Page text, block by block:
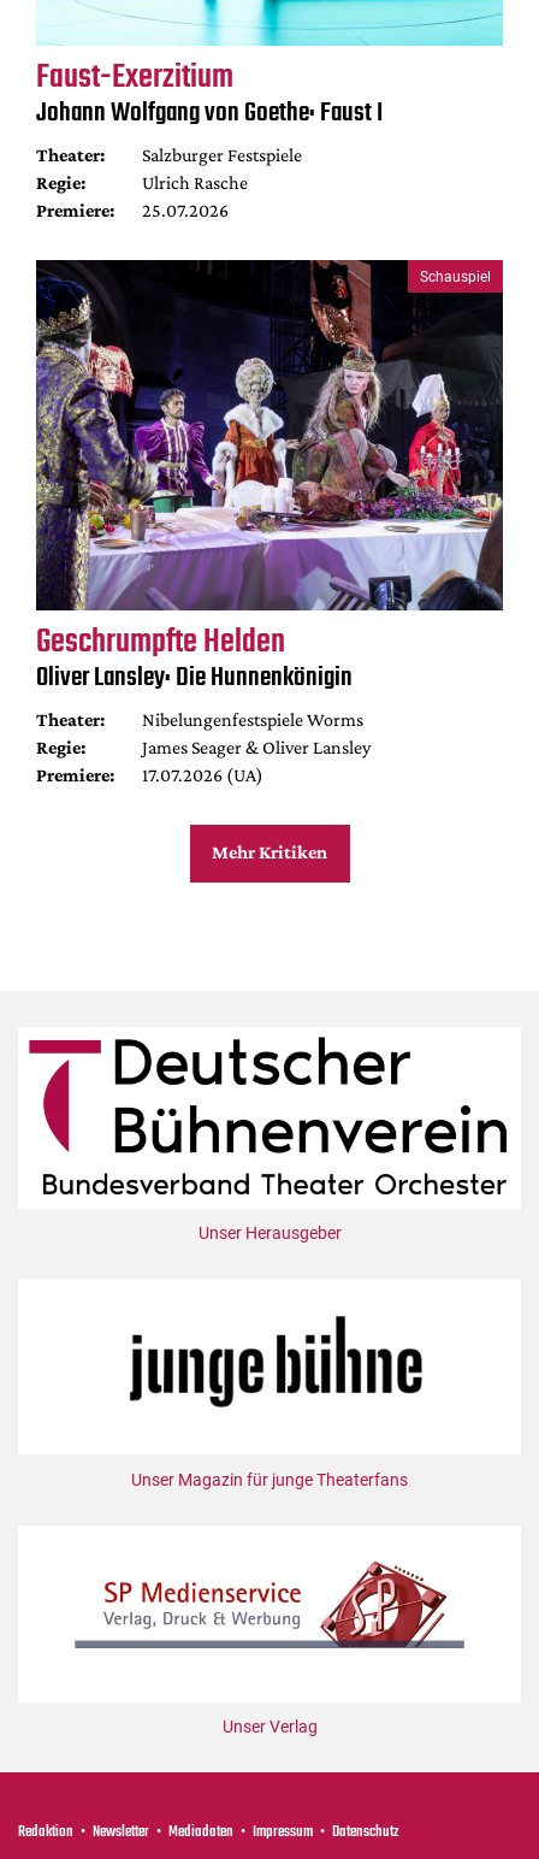
Faust-Exerzitium
Johann Wolfgang von Goethe: Faust I
Theater:
Salzburger Festspiele
Regie:
Ulrich Rasche
Premiere:
25.07.2026
Schauspiel
Geschrumpfte Helden
Oliver Lansley: Die Hunnenkönigin
Theater:
Nibelungenfestspiele Worms
Regie:
James Seager & Oliver Lansley
Premiere:
17.07.2026 (UA)
Mehr Kritiken
Unser Herausgeber
Unser Magazin für junge Theaterfans
Unser Verlag
Redaktion Newsletter Mediadaten Impressum Datenschutz